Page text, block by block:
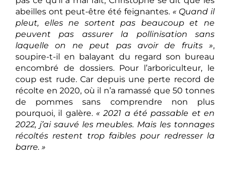
abeilles ont peut-être été feignantes. « Quand il
pleut, elles ne sortent pas beaucoup et ne
peuvent pas assurer la pollinisation sans
laquelle on ne peut pas avoir de fruits »,
soupire-t-il en balayant du regard son bureau
encombré de dossiers. Pour l’arboriculteur, le
coup est rude. Car depuis une perte record de
récolte en 2020, où il n’a ramassé que 50 tonnes
de pommes sans comprendre non plus
pourquoi, il galère. « 2021 a été passable et en
2022, j’ai sauvé les meubles. Mais les tonnages
récoltés restent trop faibles pour redresser la
barre. »